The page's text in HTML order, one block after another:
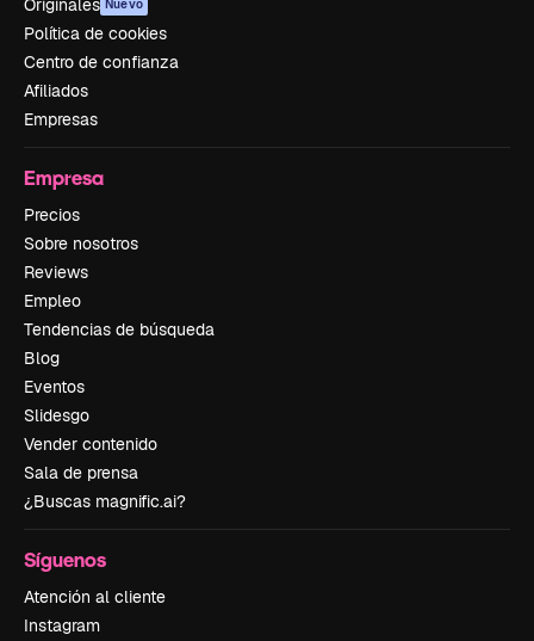
Originales Nuevo
Política de cookies
Centro de confianza
Afiliados
Empresas
Empresa
Precios
Sobre nosotros
Reviews
Empleo
Tendencias de búsqueda
Blog
Eventos
Slidesgo
Vender contenido
Sala de prensa
¿Buscas magnific.ai?
Síguenos
Atención al cliente
Instagram